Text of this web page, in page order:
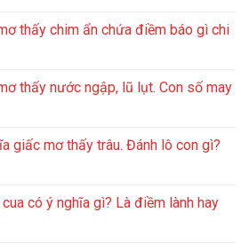
thấy chim ẩn chứa điềm báo gì chi
thấy nước ngập, lũ lụt. Con số may
giấc mơ thấy trâu. Đánh lô con gì?
có ý nghĩa gì? Là điềm lành hay